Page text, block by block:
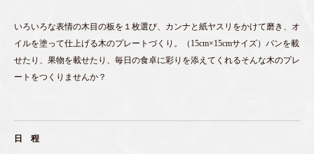
いろいろな表情の木目の板を１枚選び、カンナと紙ヤスリをかけて磨き、オ
イルを塗って仕上げる木のプレートづくり。（15cm×15cmサイズ）パンを載
せたり、果物を載せたり、毎日の食卓に彩りを添えてくれるそんな木のプレ
ートをつくりませんか？
日 程